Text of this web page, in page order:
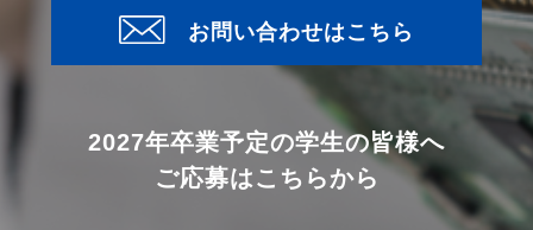
お問い合わせはこちら
2027年卒業予定の学生の皆様へ
ご応募はこちらから